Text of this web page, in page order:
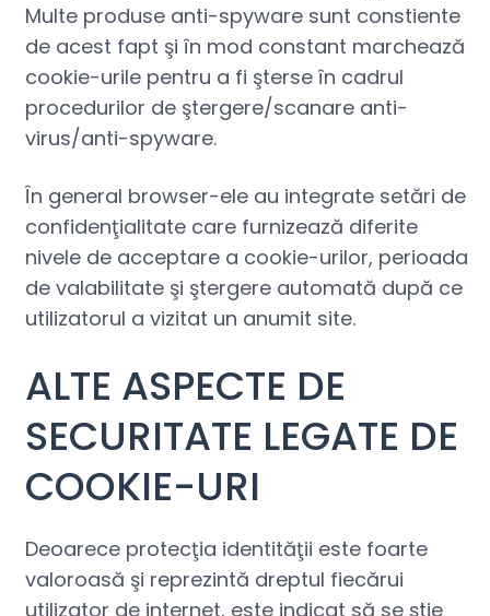
Multe produse anti-spyware sunt constiente
de acest fapt şi în mod constant marchează
cookie-urile pentru a fi şterse în cadrul
procedurilor de ştergere/scanare anti-
virus/anti-spyware.
În general browser-ele au integrate setări de
confidenţialitate care furnizează diferite
nivele de acceptare a cookie-urilor, perioada
de valabilitate şi ştergere automată după ce
utilizatorul a vizitat un anumit site.
ALTE ASPECTE DE
SECURITATE LEGATE DE
COOKIE-URI
Deoarece protecţia identităţii este foarte
valoroasă şi reprezintă dreptul fiecărui
utilizator de internet, este indicat să se ştie